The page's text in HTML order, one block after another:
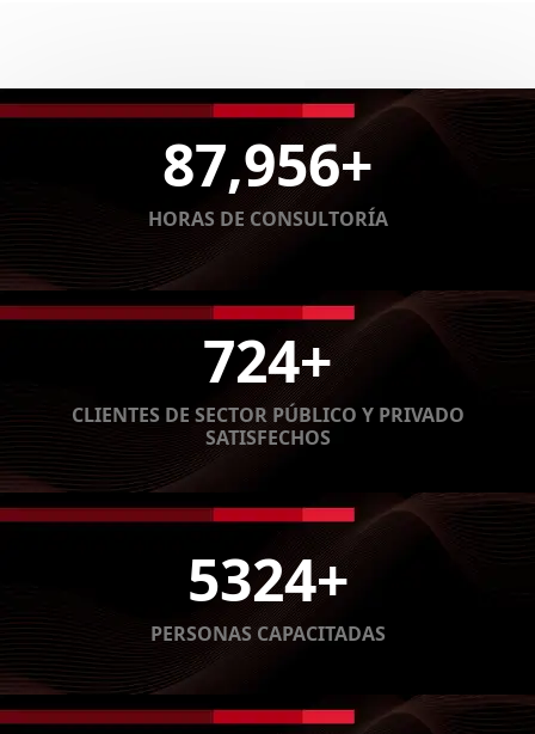
87,956+
HORAS DE CONSULTORÍA
724+
CLIENTES DE SECTOR PÚBLICO Y PRIVADO
SATISFECHOS
5324+
PERSONAS CAPACITADAS